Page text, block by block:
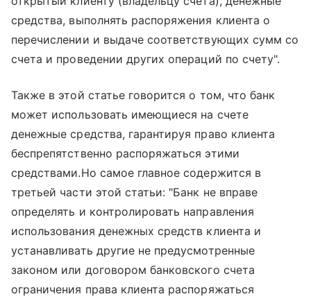
средства, выполнять распоряжения клиента о
перечислении и выдаче соответствующих сумм со
счета и проведении других операций по счету".
Также в этой статье говорится о том, что банк
может использовать имеющиеся на счете
денежные средства, гарантируя право клиента
беспрепятственно распоряжаться этими
средствами.Но самое главное содержится в
третьей части этой статьи: "Банк не вправе
определять и контролировать направления
использования денежных средств клиента и
устанавливать другие не предусмотренные
законом или договором банковского счета
ограничения права клиента распоряжаться